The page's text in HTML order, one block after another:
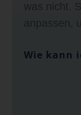
was nicht.
anpassen,
Wie kann